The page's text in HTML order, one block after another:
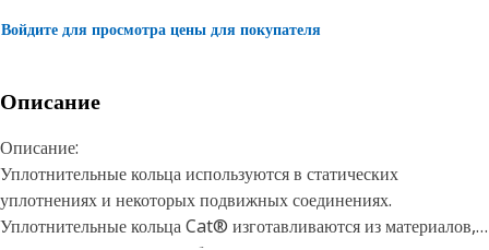
Войдите для просмотра цены для покупателя
Описание
Описание:
Уплотнительные кольца используются в статических
уплотнениях и некоторых подвижных соединениях.
Уплотнительные кольца Cat® изготавливаются из материалов,